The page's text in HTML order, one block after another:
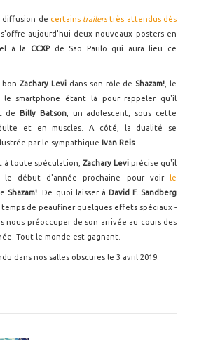
diffusion de certains trailerstrès attendus dès
s'offre aujourd'hui deux nouveaux posters en
à la CCXP de Sao Paulo qui aura lieu ce
bonZachary Levi dans son rôle de Shazam! , le
le smartphone étant là pour rappeler qu'il
de Billy Batson, un adolescent, sous cette
et en muscles. A côté, la dualité se
par le sympathique Ivan Reis.
à toute spéculation, Zachary Levi précise qu'il
le début d'année prochaine pour voir le
Shazam! . De quoi laisser à David F. Sandberg
de peaufiner quelques effets spéciaux -
nous préoccuper de son arrivée au cours des
Tout le monde est gagnant.
dans nos salles obscures le 3 avril 2019.